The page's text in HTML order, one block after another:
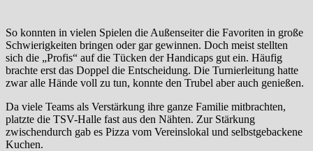
So konnten in vielen Spielen die Außenseiter die Favoriten in große
Schwierigkeiten bringen oder gar gewinnen. Doch meist stellten
sich die „Profis“ auf die Tücken der Handicaps gut ein. Häufig
brachte erst das Doppel die Entscheidung. Die Turnierleitung hatte
zwar alle Hände voll zu tun, konnte den Trubel aber auch genießen.
Da viele Teams als Verstärkung ihre ganze Familie mitbrachten,
platzte die TSV-Halle fast aus den Nähten. Zur Stärkung
zwischendurch gab es Pizza vom Vereinslokal und selbstgebackene
Kuchen.